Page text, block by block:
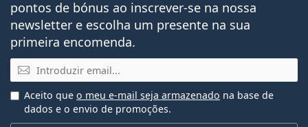
pontos de bónus ao inscrever-se na nossa
newsletter e escolha um presente na sua
primeira encomenda.
Email
Aceito que o meu e-mail seja armazenado na base de
dados e o envio de promoções.